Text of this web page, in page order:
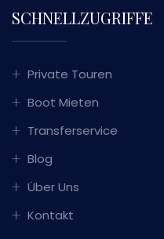
SCHNELLZUGRIFFE
Private Touren
Boot Mieten
Transferservice
Blog
Über Uns
Kontakt